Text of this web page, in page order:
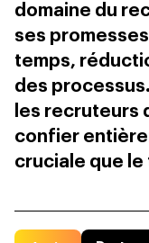
domaine du
ses
temps,
des
les recruteurs
confier
cruciale que le